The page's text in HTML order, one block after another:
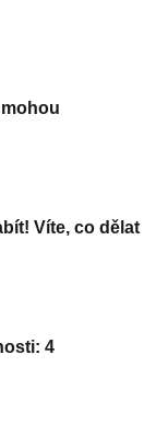
Víte, co dělat
4